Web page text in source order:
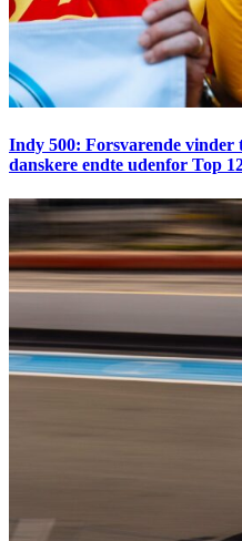
Indy 500: Forsvarende vinder
danskere endte udenfor Top